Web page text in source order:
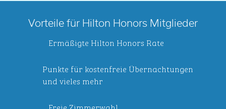
Vorteile für Hilton Honors Mitglieder
Ermäßigte Hilton Honors Rate
Punkte für kostenfreie Übernachtungen
und vieles mehr